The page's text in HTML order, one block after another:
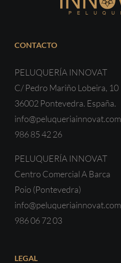
CONTACTO
PELUQUERÍA INNOVAT
C/ Pedro Mariño Lobeira, 10
36002 Pontevedra. España.
info@peluqueriainnovat.com
986 85 42 26
PELUQUERÍA INNOVAT
Centro Comercial A Barca
Poio (Pontevedra)
info@peluqueriainnovat.com
986 06 72 03
LEGAL